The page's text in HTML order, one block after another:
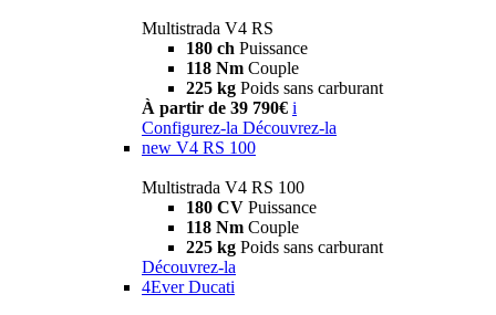
Multistrada V4 RS
180 ch Puissance
118 Nm Couple
225 kg Poids sans carburant
À partir de 39 790€ i
Configurez-la Découvrez-la
new V4 RS 100
Multistrada V4 RS 100
180 CV Puissance
118 Nm Couple
225 kg Poids sans carburant
Découvrez-la
4Ever Ducati